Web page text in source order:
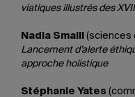
viatiques illustrés des
Nadia Smaili
(sciences
Lancement d’alerte
approche holistique
Stéphanie Yates